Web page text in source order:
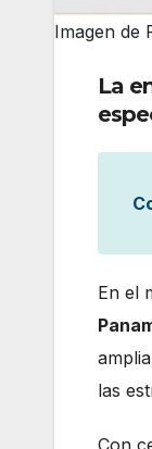
Imagen de
La
En el
las